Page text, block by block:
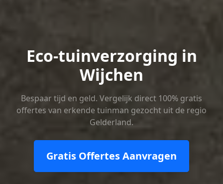
Eco-tuinverzorging in
Wijchen
Bespaar tijd en geld. Vergelijk direct 100% gratis
offertes van erkende tuinman gezocht uit de regio
Gelderland.
Gratis Offertes Aanvragen